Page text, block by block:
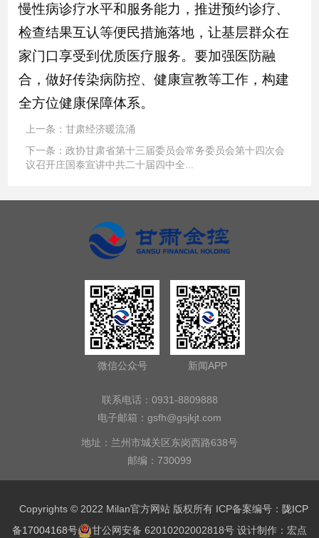
慢性病诊疗水平和服务能力，推进预约诊疗、
检查结果互认等便民措施落地，让基层群众在
家门口享受到优质医疗服务。要加强医防融
合，做好传染病防控、健康宣教等工作，构建
全方位健康保障体系。
上一条：甘肃经济暖流涌
下一条：政协甘肃省第十三届委员会常务委员会第十四次会
议召开庄国泰宣讲中共二十届四中全...
微信公众号 新闻APP
联系电话：0931-8809888
电子邮箱： gsfh@gsjkjt.com
地址：兰州市城关区东岗西路638号
邮编：730099
Copyrights © 2022 Milan官方网站 版权所有 ICP备案编号： 陇ICP
备17004168号
甘公网安备 62010202002818号 设计制作： 宏点